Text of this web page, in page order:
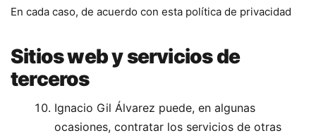
En cada caso, de acuerdo con esta política de privacidad
Sitios web y servicios de
terceros
Ignacio Gil Álvarez puede, en algunas
ocasiones, contratar los servicios de otras